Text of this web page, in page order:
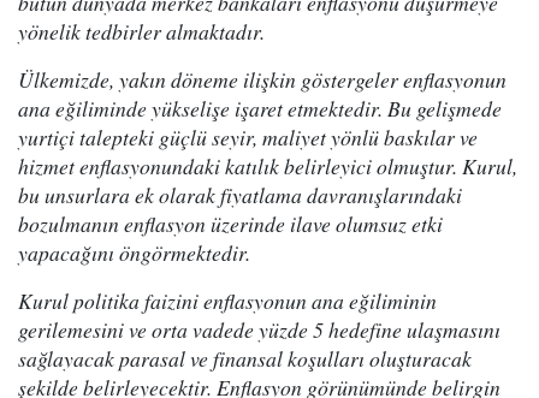
yönelik tedbirler almaktadır.
Ülkemizde, yakın döneme ilişkin göstergeler enflasyonun
ana eğiliminde yükselişe işaret etmektedir. Bu gelişmede
yurtiçi talepteki güçlü seyir, maliyet yönlü baskılar ve
hizmet enflasyonundaki katılık belirleyici olmuştur. Kurul,
bu unsurlara ek olarak fiyatlama davranışlarındaki
bozulmanın enflasyon üzerinde ilave olumsuz etki
yapacağını öngörmektedir.
Kurul politika faizini enflasyonun ana eğiliminin
gerilemesini ve orta vadede yüzde 5 hedefine ulaşmasını
sağlayacak parasal ve finansal koşulları oluşturacak
şekilde belirleyecektir. Enflasyon görünümünde belirgin